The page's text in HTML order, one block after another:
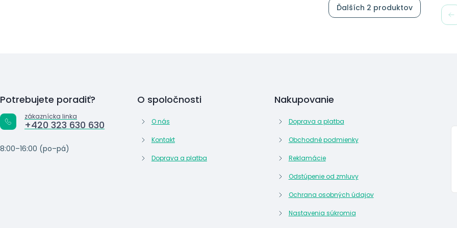
Ďalších 2 produktov
Potrebujete poradiť?
zákaznícka linka
+420 323 630 630
8:00–16:00 (po–pá)
O spoločnosti
O nás
Kontakt
Doprava a platba
Nakupovanie
Doprava a platba
Obchodné podmienky
Reklamácie
Odstúpenie od zmluvy
Ochrana osobných údajov
Nastavenia súkromia